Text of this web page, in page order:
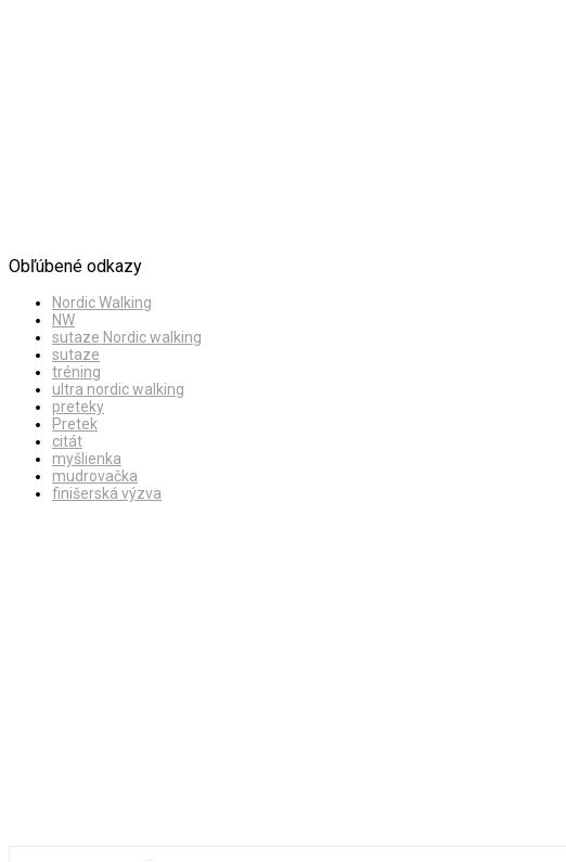
Obľúbené odkazy
Nordic Walking
NW
sutaze Nordic walking
sutaze
tréning
ultra nordic walking
preteky
Pretek
citát
myšlienka
mudrovačka
finišerská výzva